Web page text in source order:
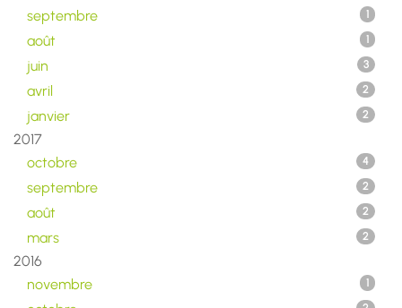
septembre 1
août 1
juin 3
avril 2
janvier 2
2017
octobre
4
septembre 2
août 2
mars 2
2016
novembre
1